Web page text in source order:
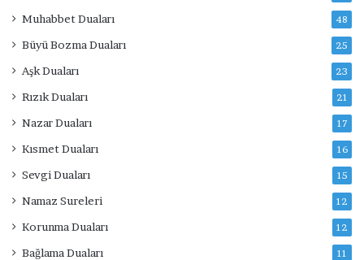
Muhabbet Duaları 48
Büyü Bozma Duaları 25
Aşk Duaları 23
Rızık Duaları 21
Nazar Duaları 17
Kısmet Duaları 16
Sevgi Duaları 15
Namaz Sureleri 12
Korunma Duaları 12
Bağlama Duaları 11